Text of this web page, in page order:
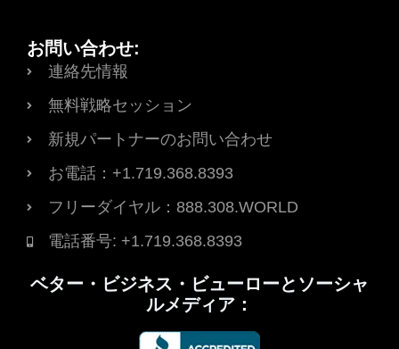
お問い合わせ:
連絡先情報
無料戦略セッション
新規パートナーのお問い合わせ
お電話：+1.719.368.8393
フリーダイヤル：888.308.WORLD
電話番号: +1.719.368.8393
ベター・ビジネス・ビューローとソーシャ
ルメディア：